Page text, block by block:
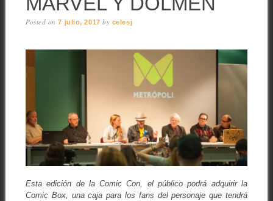
Posted on7 julio, 2017 by celesj
Esta edición de la Comic Con, el público podrá adquirir la
Comic Box, una caja para los fans del personaje que tendrá